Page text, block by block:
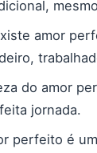
amor
do amor
jornada.
perfeito é